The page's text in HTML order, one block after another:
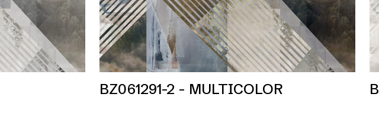
BZ061291-2 - MULTICOLOR